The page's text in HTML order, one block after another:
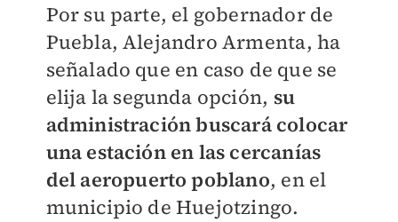
Por su parte, el gobernador de
Puebla, Alejandro Armenta, ha
señalado que en caso de que se
elija la segunda opción, su
administración buscará colocar
una estación en las cercanías
del aeropuerto poblano, en el
municipio de Huejotzingo.